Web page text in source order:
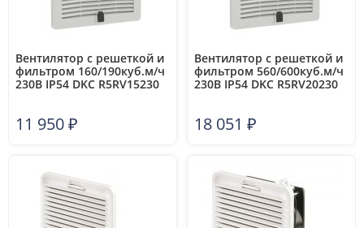
Вентилятор c решеткой и
фильтром 160/190куб.м/ч
230В IP54 DKC R5RV15230
11 950₽
Вентилятор c решеткой и
фильтром 560/600куб.м/ч
230В IP54 DKC R5RV20230
18 051 ₽